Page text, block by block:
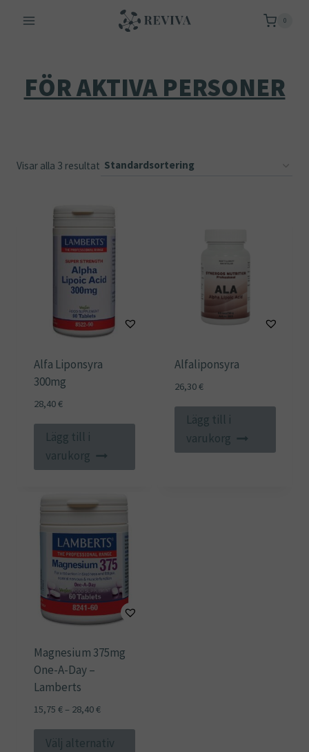
0
FÖR AKTIVA PERSONER
Visar alla 3 resultat
Alfa Liponsyra
300mg
28,40€
Lägg till i
varukorg
Alfaliponsyra
26,30€
Lägg till i
varukorg
Magnesium 375mg
One-A-Day –
Lamberts
15,75 €– 28,40€Prisintervall:
till
Välj alternativ